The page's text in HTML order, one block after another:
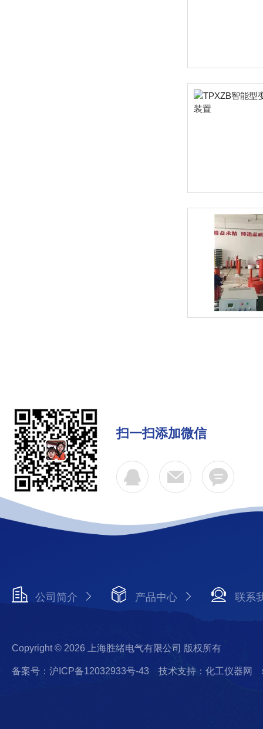
扫一扫添加微信
公司简介 产品中心 联系
Copyright © 2026 上海胜绪电气有限公司 版权所有
备案号：沪ICP备12032933号-43 技术支持：化工仪器网